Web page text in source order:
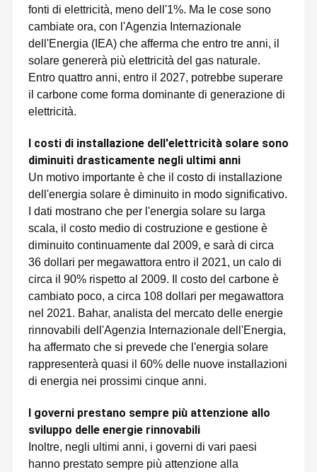
fonti di elettricità, meno dell'1%. Ma le cose sono
cambiate ora, con l'Agenzia Internazionale
dell'Energia (IEA) che afferma che entro tre anni, il
solare genererà più elettricità del gas naturale.
Entro quattro anni, entro il 2027, potrebbe superare
il carbone come forma dominante di generazione di
elettricità.
I costi di installazione dell'elettricità solare sono
diminuiti drasticamente negli ultimi anni
Un motivo importante è che il costo di installazione
dell'energia solare è diminuito in modo significativo.
I dati mostrano che per l'energia solare su larga
scala, il costo medio di costruzione e gestione è
diminuito continuamente dal 2009, e sarà di circa
36 dollari per megawattora entro il 2021, un calo di
circa il 90% rispetto al 2009. Il costo del carbone è
cambiato poco, a circa 108 dollari per megawattora
nel 2021. Bahar, analista del mercato delle energie
rinnovabili dell'Agenzia Internazionale dell'Energia,
ha affermato che si prevede che l'energia solare
rappresenterà quasi il 60% delle nuove installazioni
di energia nei prossimi cinque anni.
I governi prestano sempre più attenzione allo
sviluppo delle energie rinnovabili
Inoltre, negli ultimi anni, i governi di vari paesi
hanno prestato sempre più attenzione alla